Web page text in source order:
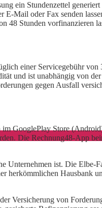
ein Stundenzettel
E-Mail oder Fax senden
48 Stunden vorfinanzieren
einer Servicegebühr von
und ist unabhängig von
gegen Ausfall
GooglePlay Store
Die Rechnung48-App
Unternehmen ist. Die Elbe-
herkömmlichen Hausbank
Versicherung von